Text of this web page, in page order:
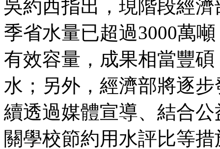
吳約西指出，現階段經
季省水量已超過3000萬
有效容量，成果相當豐
水；另外，經濟部將逐
續透過媒體宣導、結合
關學校節約用水評比等